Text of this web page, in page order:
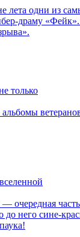
лета одни из
драму
только
очередная
него сине-